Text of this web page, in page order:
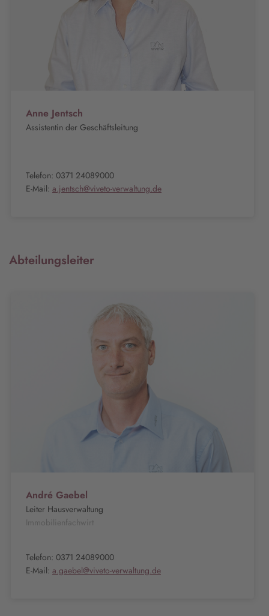
Anne Jentsch
Assistentin der Geschäftsleitung
Telefon: 0371 24089000
E-Mail: a.jentsch@viveto-verwaltung.de
Abteilungsleiter
André Gaebel
Leiter Hausverwaltung
Immobilienfachwirt
Telefon: 0371 24089000
E-Mail: a.gaebel@viveto-verwaltung.de